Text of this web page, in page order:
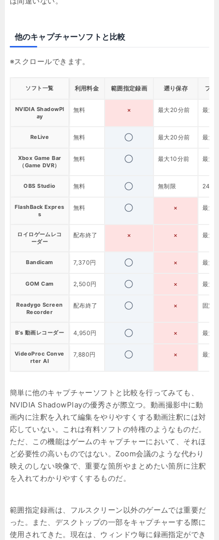
他のキャプチャーソフトと比較
ソフト一覧 利用料金 範囲指定録画 遡り保存 フレ
NVIDIA ShadowPl
ay
無料 × 最大20分前 最大
ReLive 無料 ◯ 最大20分前 最大
Xbox Game Bar
（Game DVR）
無料 ◯ 最大10分前 最大
OBS Studio 無料 ◯ 無制限
FlashBack Expres
s
無料 ◯ × 最大
ロイロゲームレコ
ーダー
配布終了 × × 最大
Bandicam 7,370円 ◯ × 最大
GOM Cam 2,500円 ◯ × 最大
Readygo Screen
Recorder
配布終了 ◯ × 固定
B’s 動画レコーダー 4,950円 ◯ × 最大
VideoProc Conve
rter AI
7,880円 ◯ × 最大
簡単に他のキャプチャーソフトと比較を行ってみても、
NVIDIA ShadowPlayの優秀さが際立つ。動画撮影中に動
画内に注釈を入れて編集をやりやすくする動画注釈には対
応していない。これは有料ソフトの特権のようなものだ。
ただ、この機能はゲームのキャプチャーにおいて、それほ
ど必要性の高いものではない。Zoom会議のような代わり
映えのしない映像で、重要な箇所やまとめたい箇所に注釈
を入れてわかりやすくするものだ。
範囲指定録画は、フルスクリーン以外のゲームでは重要だ
った。また、デスクトップの一部をキャプチャーする際に
使用されてきた。現在は、ウィンドウ毎に録画指定ができ